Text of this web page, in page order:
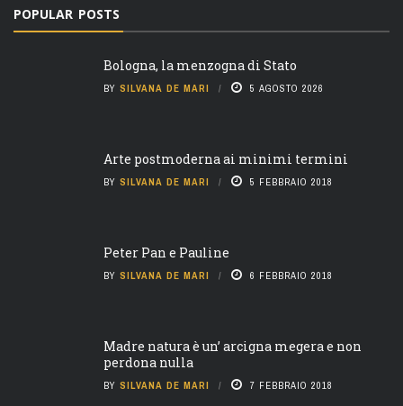
POPULAR POSTS
Bologna, la menzogna di Stato
BY SILVANA DE MARI 5 AGOSTO 2026
Arte postmoderna ai minimi termini
BY SILVANA DE MARI 5 FEBBRAIO 2018
Peter Pan e Pauline
BY SILVANA DE MARI 6 FEBBRAIO 2018
Madre natura è un’ arcigna megera e non
perdona nulla
BY SILVANA DE MARI 7 FEBBRAIO 2018